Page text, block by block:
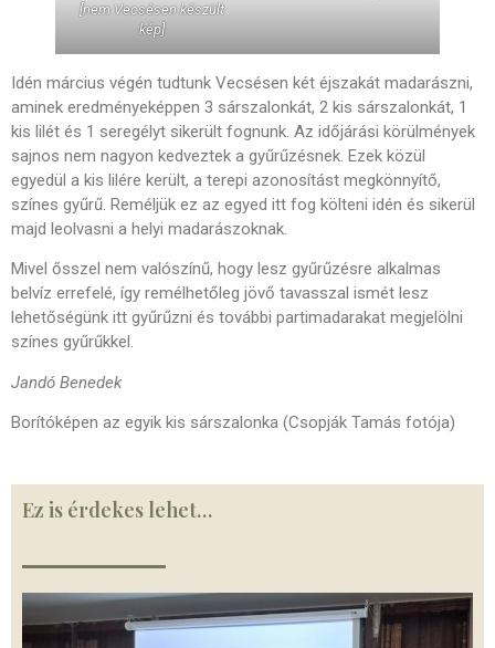
[nem Vecsésen készült
kép]
Idén március végén tudtunk Vecsésen két éjszakát madarászni,
aminek eredményeképpen 3 sárszalonkát, 2 kis sárszalonkát, 1
kis lilét és 1 seregélyt sikerült fognunk. Az időjárási körülmények
sajnos nem nagyon kedveztek a gyűrűzésnek. Ezek közül
egyedül a kis lilére került, a terepi azonosítást megkönnyítő,
színes gyűrű. Reméljük ez az egyed itt fog költeni idén és sikerül
majd leolvasni a helyi madarászoknak.
Mivel ősszel nem valószínű, hogy lesz gyűrűzésre alkalmas
belvíz errefelé, így remélhetőleg jövő tavasszal ismét lesz
lehetőségünk itt gyűrűzni és további partimadarakat megjelölni
színes gyűrűkkel.
Jandó Benedek
Borítóképen az egyik kis sárszalonka (Csopják Tamás fotója)
Ez is érdekes lehet…